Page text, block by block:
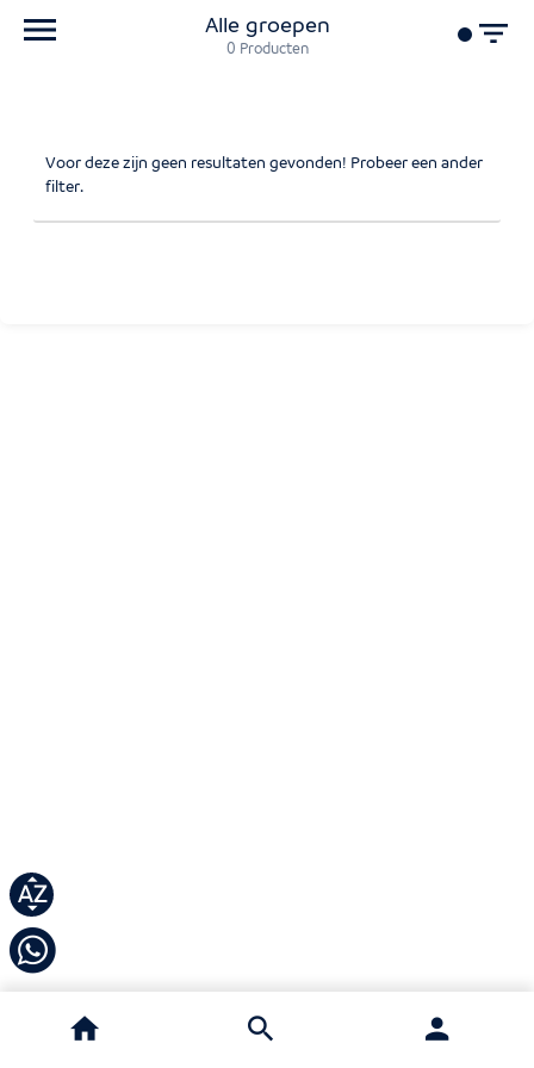
Alle groepen
0 Producten
Voor deze zijn geen resultaten gevonden! Probeer een ander
filter.